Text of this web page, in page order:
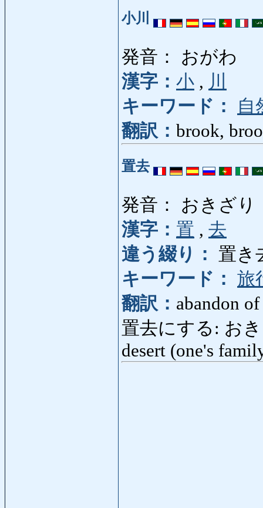
小川
発音： おがわ
漢字： 小 , 川
キーワード：
自
翻訳： brook,
置去
発音： おきざり
漢字： 置 , 去
違う綴り：
置き
キーワード： 旅
翻訳： abandon
置去にする: おき
desert (one's